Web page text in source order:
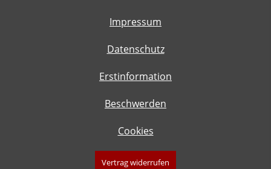
Impressum
Datenschutz
Erstinformation
Beschwerden
Cookies
Vertrag widerrufen